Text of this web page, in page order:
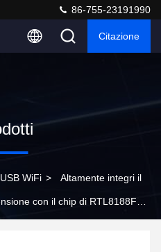
86-755-23191990
Citazione
WiFi > Altamente integri il
con il chip di RTL8188FTV